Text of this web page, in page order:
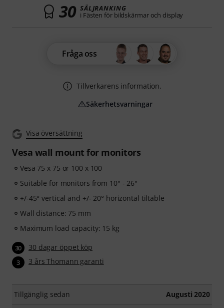
Visa översättning
Vesa wall mount for monitors
Vesa 75 x 75 or 100 x 100
Suitable for monitors from 10" - 26"
+/-45° vertical and +/- 20° horizontal tiltable
Wall distance: 75 mm
Maximum load capacity: 15 kg
30 30 dagar öppet köp
3 3 års Thomann garanti
Tillgänglig sedan Augusti 2020
30 SÄLJRANKING
i Fästen för bildskärmar och display
Fråga oss
Tillverkarens information.
Säkerhetsvarningar